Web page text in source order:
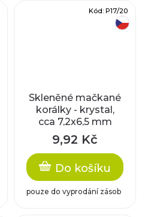
Skleněné mačkané
korálky - krystal,
cca 7,2x6,5 mm
9,92 Kč
Do košíku
pouze do vyprodání zásob
Kód: P17/20